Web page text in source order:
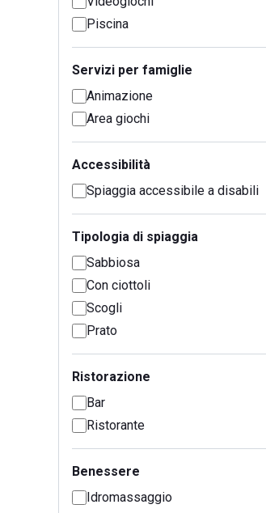
Piscina
Servizi per famiglie
Animazione
Area giochi
Accessibilità
Spiaggia accessibile a disabili
Tipologia di spiaggia
Sabbiosa
Con ciottoli
Scogli
Prato
Ristorazione
Bar
Ristorante
Benessere
Idromassaggio